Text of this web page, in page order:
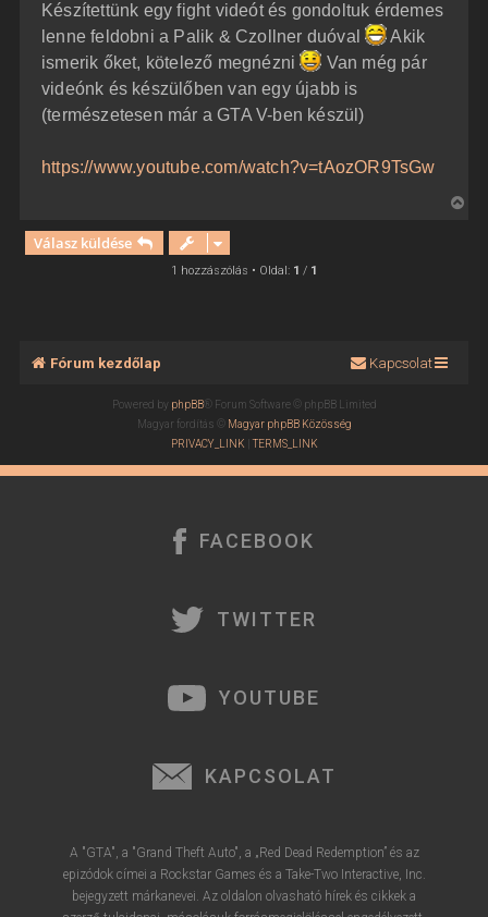
z
á
s
z
ó
l
s
Készítettünk egy fight videót és gondoltuk érdemes
lenne feldobni a Palik & Czollner duóval
Akik
ismerik őket, kötelező megnézni
Van még pár
videónk és készülőben van egy újabb is
(természetesen már a GTA V-ben készül)
https://www.youtube.com/watch?v=tAozOR9TsGw
é
Válasz küldése
1 hozzászólás • Oldal: 1 / 1
Fórum kezdőlap Kapcsolat
Powered by phpBB® Forum Software © phpBB Limited
Magyar fordítás © Magyar phpBB Közösség
PRIVACY_LINK |TERMS_LINK
FACEBOOK
TWITTER
YOUTUBE
KAPCSOLAT
A "GTA", a "Grand Theft Auto", a „Red Dead Redemption” és az
epizódok címei a Rockstar Games és a Take-Two Interactive, Inc.
bejegyzett márkanevei. Az oldalon olvasható hírek és cikkek a